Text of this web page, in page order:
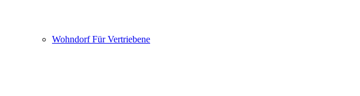
Wohndorf Für Vertriebene